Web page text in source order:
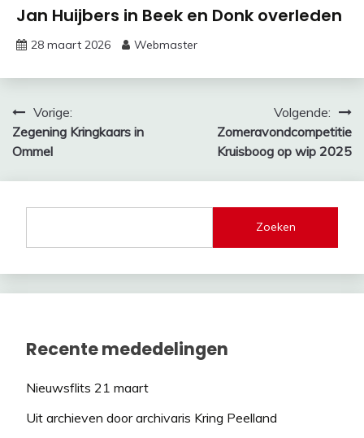
Jan Huijbers in Beek en Donk overleden
28 maart 2026 Webmaster
Bericht
navigatie
Vorige:
Zegening Kringkaars in
Ommel
Volgende:
Zomeravondcompetitie
Kruisboog op wip 2025
Zoeken
Recente mededelingen
Nieuwsflits 21 maart
Uit archieven door archivaris Kring Peelland